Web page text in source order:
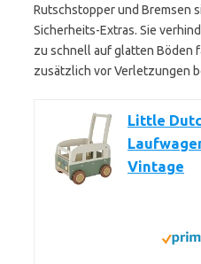
Rutschstopper und Bremsen
Sicherheits-Extras. Sie
zu schnell auf glatten Böden
zusätzlich vor Verletzungen
Little
Vintage